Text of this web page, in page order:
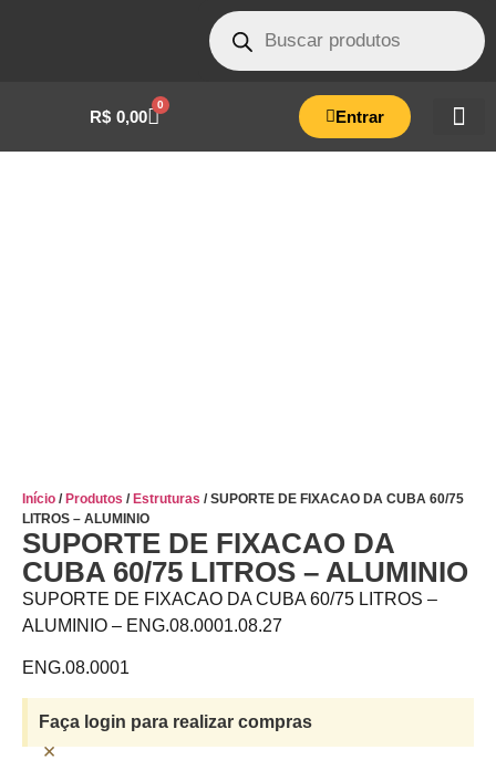
R$ 0,00
0
Entrar
Início / Produtos / Estruturas / SUPORTE DE FIXACAO DA CUBA 60/75
LITROS – ALUMINIO
SUPORTE DE FIXACAO DA
CUBA 60/75 LITROS – ALUMINIO
SUPORTE DE FIXACAO DA CUBA 60/75 LITROS –
ALUMINIO – ENG.08.0001.08.27
ENG.08.0001
Faça login para realizar compras
×